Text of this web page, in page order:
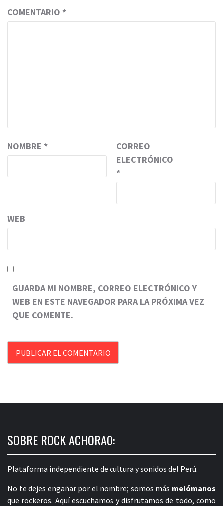
COMENTARIO *
NOMBRE *
CORREO
ELECTRÓNICO
*
WEB
GUARDA MI NOMBRE, CORREO ELECTRÓNICO Y
WEB EN ESTE NAVEGADOR PARA LA PRÓXIMA VEZ
QUE COMENTE.
SOBRE ROCK ACHORAO:
Plataforma independiente de cultura y sonidos del Perú.
No te dejes engañar por el nombre; somos más melómanos
que rockeros. Aquí escuchamos y disfrutamos de todo, como